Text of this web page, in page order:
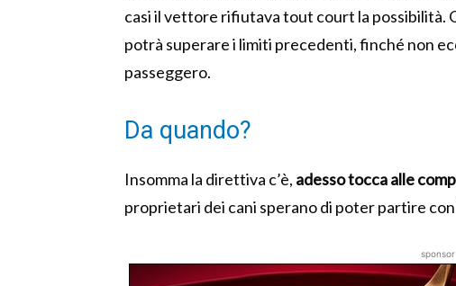
casi il vettore rifiutava tout court la possibilità.
potrà superare i limiti precedenti, finché non
passeggero.
Da quando?
Insomma la direttiva c’è, adesso tocca alle
proprietari dei cani sperano di poter partire
sponsor